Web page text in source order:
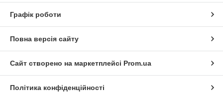
Графік роботи
Повна версія сайту
Сайт створено на маркетплейсі Prom.ua
Політика конфіденційності